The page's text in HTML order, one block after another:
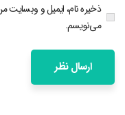
ذخیره نام، ایمیل و وبسایت
می‌نویسم.